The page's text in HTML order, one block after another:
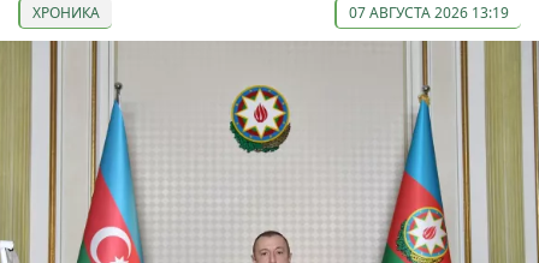
ХРОНИКА 07 АВГУСТА 2026 13:19